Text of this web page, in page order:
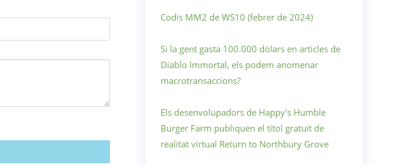
Codis MM2 de WS10 (febrer de 2024)
Si la gent gasta 100.000 dòlars en articles de
Diablo Immortal, els podem anomenar
macrotransaccions?
Els desenvolupadors de Happy's Humble
Burger Farm publiquen el títol gratuït de
realitat virtual Return to Northbury Grove